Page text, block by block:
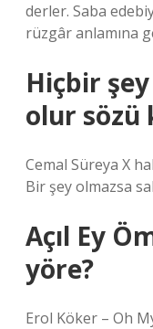
derler. Saba
rüzgâr anlamına
Hiçbir
olur sözü
Cemal Süreya X
Bir şey olmazsa
Açıl Ey
yöre?
Erol Köker – Oh